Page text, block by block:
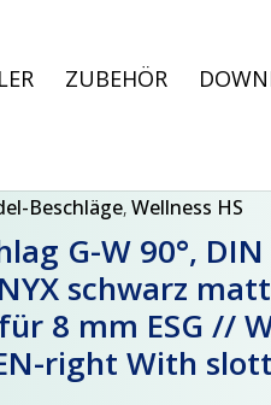
ZUBEHÖR
Beschläge,Wellness HS
G-W 90°,
schwarz
8 mm ESG //
right With